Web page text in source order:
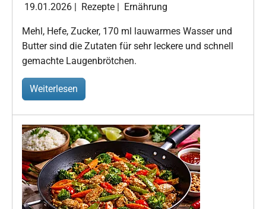
19.01.2026 | Rezepte | Ernährung
Mehl, Hefe, Zucker, 170 ml lauwarmes Wasser und
Butter sind die Zutaten für sehr leckere und schnell
gemachte Laugenbrötchen.
Weiterlesen